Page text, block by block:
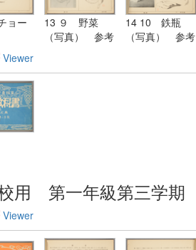
ョー
13 ９ 野菜
（写真） 参考
14 10 鉄瓶
（写真） 参考
Viewer
用 第一年級第三学期
Viewer